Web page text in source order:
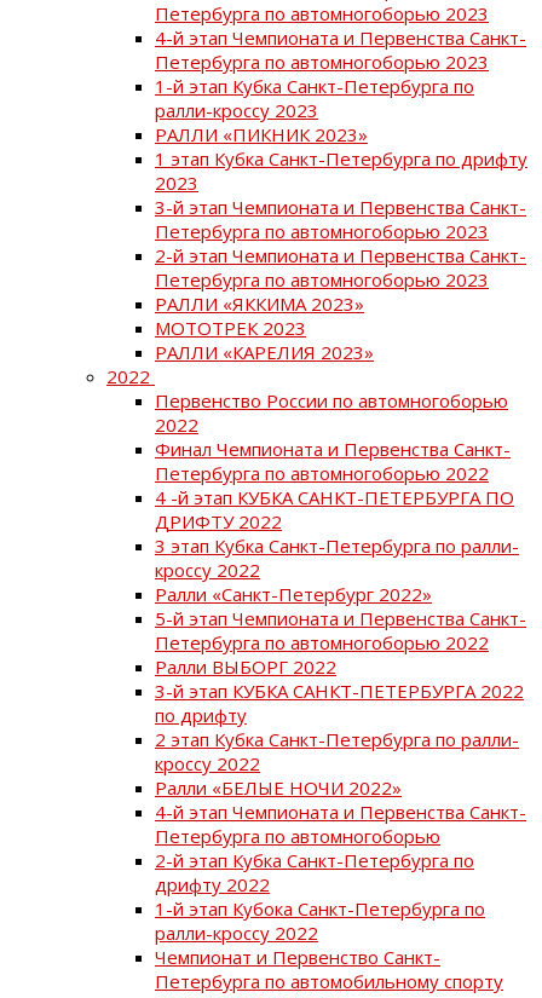
Петербурга по автомногоборью 2023
4-й этап Чемпионата и Первенства Санкт-
Петербурга по автомногоборью 2023
1-й этап Кубка Санкт-Петербурга по
ралли-кроссу 2023
РАЛЛИ «ПИКНИК 2023»
1 этап Кубка Санкт-Петербурга по дрифту
2023
3-й этап Чемпионата и Первенства Санкт-
Петербурга по автомногоборью 2023
2-й этап Чемпионата и Первенства Санкт-
Петербурга по автомногоборью 2023
РАЛЛИ «ЯККИМА 2023»
МОТОТРЕК 2023
РАЛЛИ «КАРЕЛИЯ 2023»
2022
Первенство России по автомногоборью
2022
Финал Чемпионата и Первенства Санкт-
Петербурга по автомногоборью 2022
4 -й этап КУБКА САНКТ-ПЕТЕРБУРГА ПО
ДРИФТУ 2022
3 этап Кубка Санкт-Петербурга по ралли-
кроссу 2022
Ралли «Санкт-Петербург 2022»
5-й этап Чемпионата и Первенства Санкт-
Петербурга по автомногоборью 2022
Ралли ВЫБОРГ 2022
3-й этап КУБКА САНКТ-ПЕТЕРБУРГА 2022
по дрифту
2 этап Кубка Санкт-Петербурга по ралли-
кроссу 2022
Ралли «БЕЛЫЕ НОЧИ 2022»
4-й этап Чемпионата и Первенства Санкт-
Петербурга по автомногоборью
2-й этап Кубка Санкт-Петербурга по
дрифту 2022
1-й этап Кубока Санкт-Петербурга по
ралли-кроссу 2022
Чемпионат и Первенство Санкт-
Петербурга по автомобильному спорту